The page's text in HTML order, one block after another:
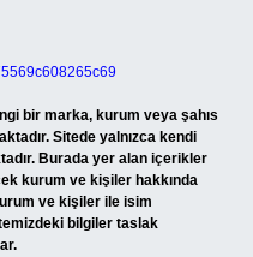
bir marka, kurum veya şahıs
Sitede yalnızca kendi
Burada yer alan içerikler
kurum ve kişiler hakkında
ve kişiler ile isim
bilgiler taslak